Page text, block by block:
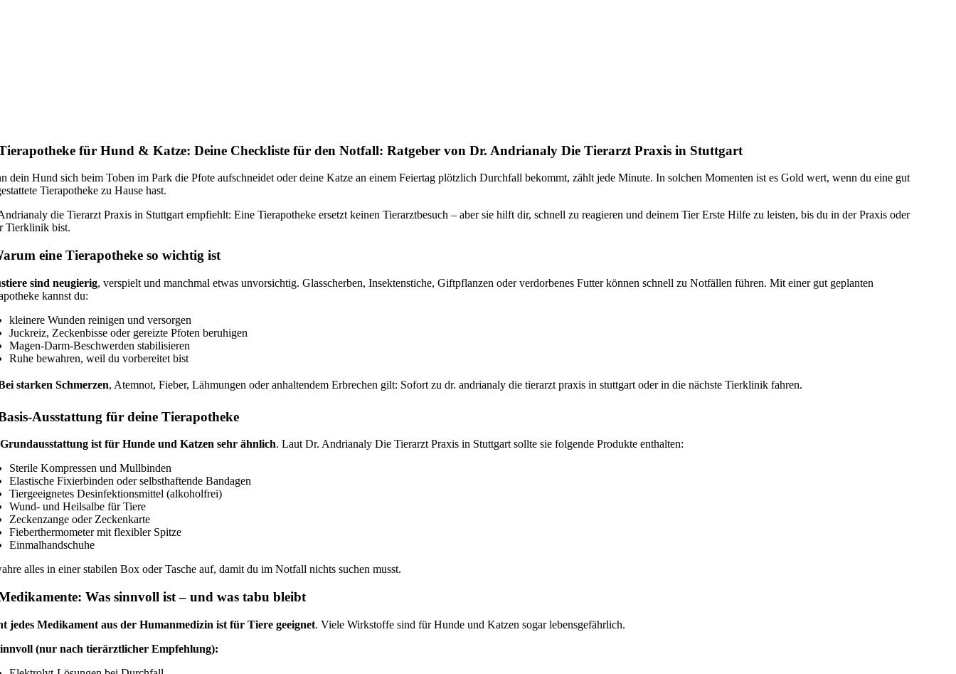
für Hund & Katze: Deine Checkliste für den Notfall: Ratgeber von Dr. Andrianaly Die Tierarzt Praxis in Stuttgart
dein Hund sich beim Toben im Park die Pfote aufschneidet oder deine Katze an einem Feiertag plötzlich Durchfall bekommt, zählt jede Minute. In solchen Momenten ist es Gold wert, wenn du eine gut
Tierapotheke zu Hause hast.
die Tierarzt Praxis in Stuttgart empfiehlt: Eine Tierapotheke ersetzt keinen Tierarztbesuch – aber sie hilft dir, schnell zu reagieren und deinem Tier Erste Hilfe zu leisten, bis du in der Praxis oder
Tierklinik bist.
eine Tierapotheke so wichtig ist
sind neugierig, verspielt und manchmal etwas unvorsichtig. Glasscherben, Insektenstiche, Giftpflanzen oder verdorbenes Futter können schnell zu Notfällen führen. Mit einer gut geplanten
kannst du:
kleinere Wunden reinigen und versorgen
Juckreiz, Zeckenbisse oder gereizte Pfoten beruhigen
Magen-Darm-Beschwerden stabilisieren
Ruhe bewahren, weil du vorbereitet bist
starken Schmerzen, Atemnot, Fieber, Lähmungen oder anhaltendem Erbrechen gilt: Sofort zu dr. andrianaly die tierarzt praxis in stuttgart oder in die nächste Tierklinik fahren.
Ausstattung für deine Tierapotheke
ist für Hunde und Katzen sehr ähnlich. Laut Dr. Andrianaly Die Tierarzt Praxis in Stuttgart sollte sie folgende Produkte enthalten:
Sterile Kompressen und Mullbinden
Elastische Fixierbinden oder selbsthaftende Bandagen
Tiergeeignetes Desinfektionsmittel (alkoholfrei)
Wund- und Heilsalbe für Tiere
Zeckenzange oder Zeckenkarte
Fieberthermometer mit flexibler Spitze
Einmalhandschuhe
alles in einer stabilen Box oder Tasche auf, damit du im Notfall nichts suchen musst.
Was sinnvoll ist – und was tabu bleibt
jedes Medikament aus der Humanmedizin ist für Tiere geeignet. Viele Wirkstoffe sind für Hunde und Katzen sogar lebensgefährlich.
(nur nach tierärztlicher Empfehlung):